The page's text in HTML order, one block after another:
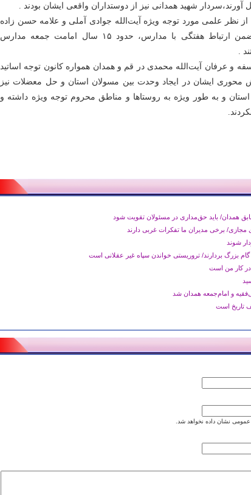
شهید همدانی نیز از دوستداران واقعی ایشان بودند .
از نظر علمی مورد توجه ویژه آیت‌الله جوادی آملی و علامه حسن زاده
آملی بودند، آیت‌الله محمدی ضمن ارتباط هفتگی با مدارس، حدود ۱۵ سال امامت جمعه مدارس
.
و عرفان آیت‌الله محمدی در قم و همدان همواره کانون توجه اساتید
ایشان در ایجاد وحدت بین مسولان استان و حل معضلات نیز
و به طور ویژه به روستاها و مناطق محروم توجه ویژه داشته و
همدان/ باید حق‌مداری در مسئولان تقویت شود
برخی مدیران ما تفکرات غربی دارند
شوند
بزرگ بردارند/ تروریستی خواندن سپاه غیر عقلانی است
کار من است
و امام‌جمعه همدان شد
تاریخ است
نشان داده نخواهد شد.